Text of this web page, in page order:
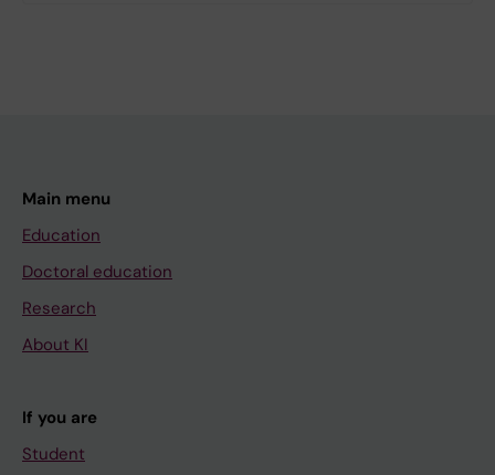
Main menu
Education
Doctoral education
Research
About KI
If you are
Student